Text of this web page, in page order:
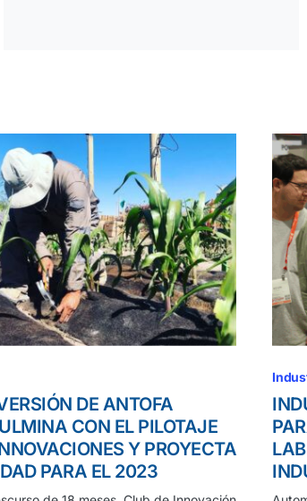
DE ANTOFA
CON EL PILOTAJE
Y PROYECTA
PARA EL 2023